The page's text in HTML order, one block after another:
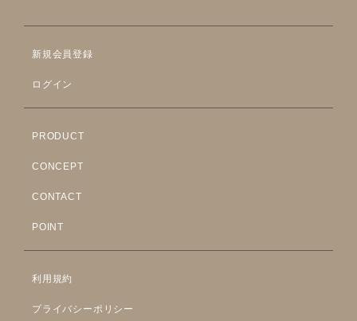
新規会員登録
ログイン
PRODUCT
CONCEPT
CONTACT
POINT
利用規約
プライバシーポリシー